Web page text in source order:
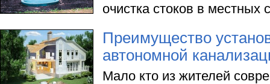
очистка стоков в местных
Преимущество
автономной
Мало кто из жителей